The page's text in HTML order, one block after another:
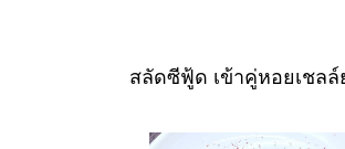
สลัดซีฟู้ด เข้าคู่หอยเชล